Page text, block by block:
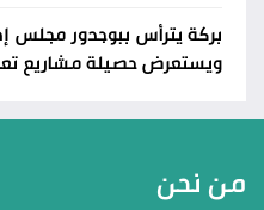
بركة يترأس ببوجدور مجلس
ويستعرض حصيلة مشاريع
من نحن